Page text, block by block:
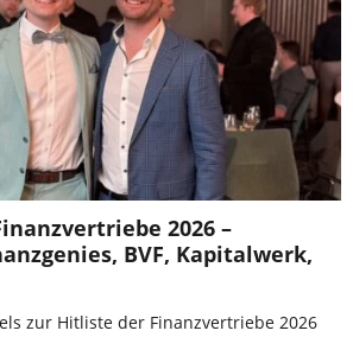
2026 –
BVF, Kapitalwerk,
zur Hitliste der Finanzvertriebe 2026